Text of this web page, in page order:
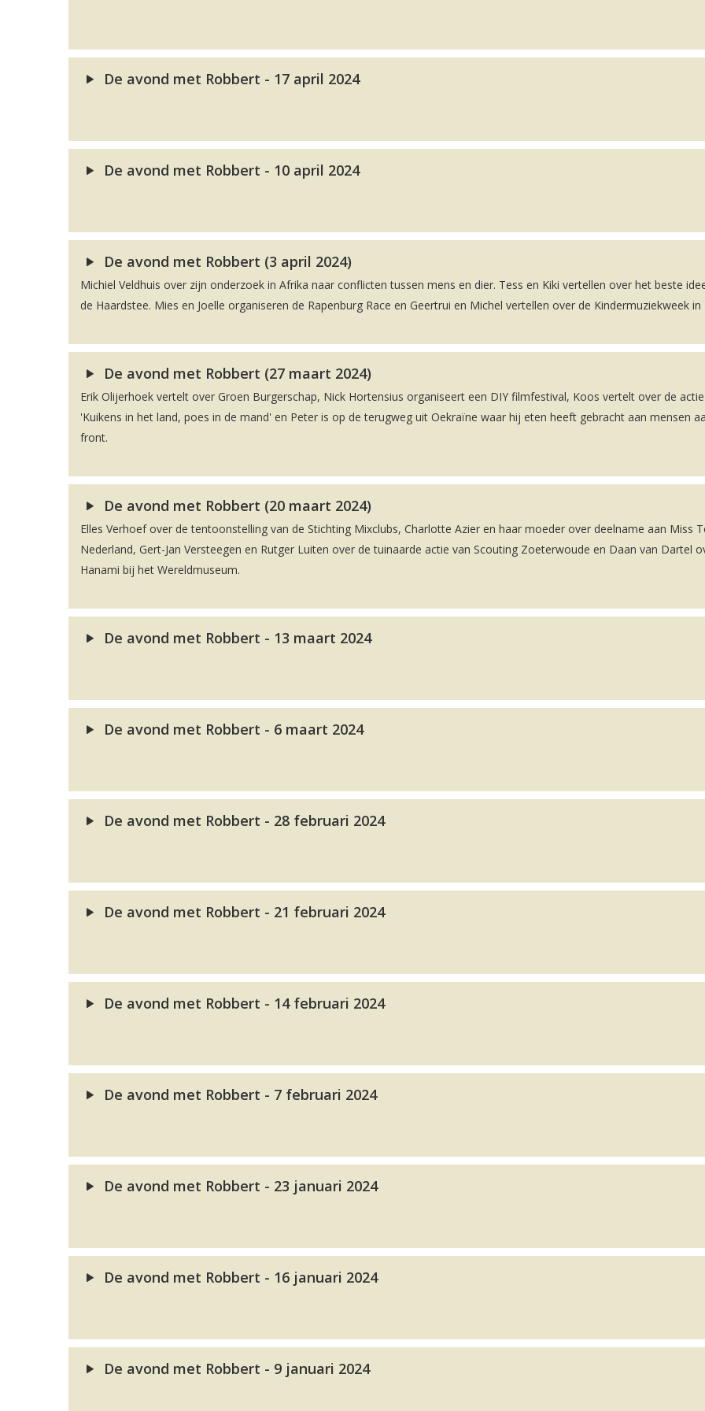
De avond met Robbert - 17 april 2024
De avond met Robbert - 10 april 2024
De avond met Robbert (3 april 2024)
Michiel Veldhuis over zijn onderzoek in Afrika naar conflicten tussen mens en dier. Tess en Kiki vertellen over het beste
de Haardstee. Mies en Joelle organiseren de Rapenburg Race en Geertrui en Michel vertellen over de Kindermuziekweek in
De avond met Robbert (27 maart 2024)
Erik Olijerhoek vertelt over Groen Burgerschap, Nick Hortensius organiseert een DIY filmfestival, Koos vertelt over de actie
'Kuikens in het land, poes in de mand' en Peter is op de terugweg uit Oekraïne waar hij eten heeft gebracht aan mensen
front.
De avond met Robbert (20 maart 2024)
Elles Verhoef over de tentoonstelling van de Stichting Mixclubs, Charlotte Azier en haar moeder over deelname aan Miss
Nederland, Gert-Jan Versteegen en Rutger Luiten over de tuinaarde actie van Scouting Zoeterwoude en Daan van Dartel
Hanami bij het Wereldmuseum.
De avond met Robbert - 13 maart 2024
De avond met Robbert - 6 maart 2024
De avond met Robbert - 28 februari 2024
De avond met Robbert - 21 februari 2024
De avond met Robbert - 14 februari 2024
De avond met Robbert - 7 februari 2024
De avond met Robbert - 23 januari 2024
De avond met Robbert - 16 januari 2024
De avond met Robbert - 9 januari 2024